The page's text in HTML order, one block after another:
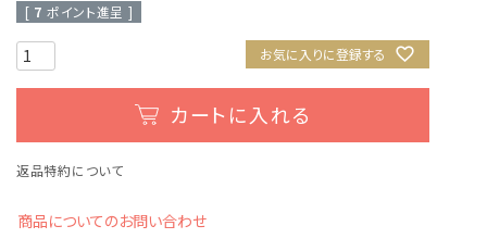
[ 7 ポイント進呈 ]
お気に入りに登録する
カートに入れる
返品特約について
商品についてのお問い合わせ